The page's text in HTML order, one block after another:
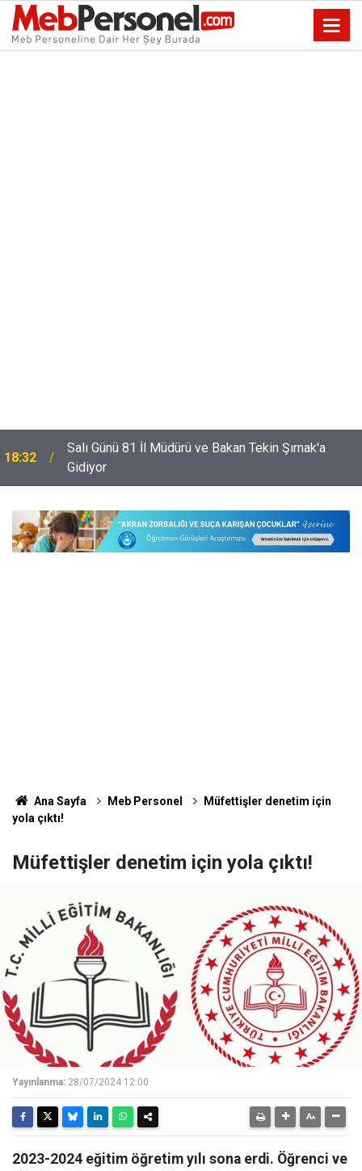
18:32
Salı Günü 81 İl Müdürü ve Bakan Tekin Şırnak'a
Gidiyor
Ana Sayfa Meb Personel
Müfettişler denetim için
yola çıktı!
Müfettişler denetim için yola çıktı!
Yayınlanma: 28/07/2024 12:00
2023-2024 eğitim öğretim yılı sona erdi. Öğrenci ve